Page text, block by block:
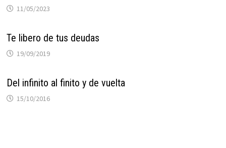
11/05/2023
Te libero de tus deudas
19/09/2019
Del infinito al finito y de vuelta
15/10/2016